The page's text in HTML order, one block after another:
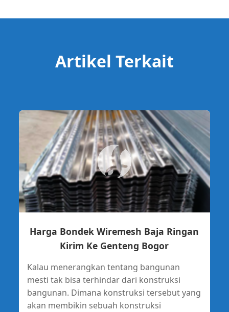
Artikel Terkait
Harga Bondek Wiremesh Baja Ringan
Kirim Ke Genteng Bogor
Kalau menerangkan tentang bangunan
mesti tak bisa terhindar dari konstruksi
bangunan. Dimana konstruksi tersebut yang
akan membikin sebuah konstruksi